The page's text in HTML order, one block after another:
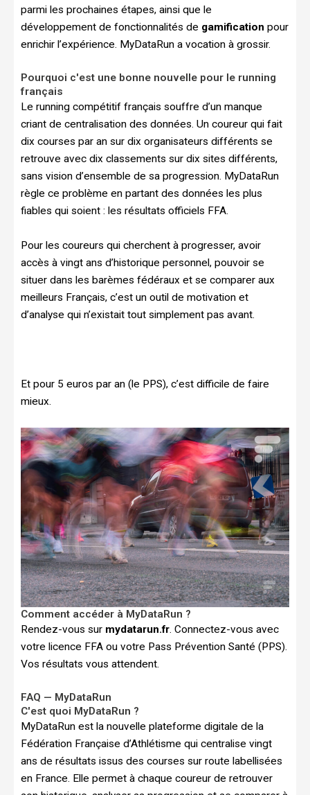
parmi les prochaines étapes, ainsi que le
développement de fonctionnalités de gamification pour
enrichir l’expérience. MyDataRun a vocation à grossir.
Pourquoi c'est une bonne nouvelle pour le running
français
Le running compétitif français souffre d’un manque
criant de centralisation des données. Un coureur qui fait
dix courses par an sur dix organisateurs différents se
retrouve avec dix classements sur dix sites différents,
sans vision d’ensemble de sa progression. MyDataRun
règle ce problème en partant des données les plus
fiables qui soient : les résultats officiels FFA.
Pour les coureurs qui cherchent à progresser, avoir
accès à vingt ans d’historique personnel, pouvoir se
situer dans les barèmes fédéraux et se comparer aux
meilleurs Français, c’est un outil de motivation et
d’analyse qui n’existait tout simplement pas avant.
Et pour 5 euros par an (le PPS), c’est difficile de faire
mieux.
Comment accéder à MyDataRun ?
Rendez-vous sur mydatarun.fr. Connectez-vous avec
votre licence FFA ou votre Pass Prévention Santé (PPS).
Vos résultats vous attendent.
FAQ — MyDataRun
C'est quoi MyDataRun ?
MyDataRun est la nouvelle plateforme digitale de la
Fédération Française d’Athlétisme qui centralise vingt
ans de résultats issus des courses sur route labellisées
en France. Elle permet à chaque coureur de retrouver